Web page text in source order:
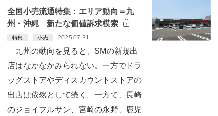
全国小売流通特集：エリア動向＝九
州・沖縄 新たな価値訴求模索
特集 小売 2025.07.31
九州の動向を見ると、SMの新規出
店はなかなかみられない。一方でドラ
ッグストアやディスカウントストアの
出店は依然として続く。一方で、長崎
のジョイフルサン、宮崎の永野、鹿児